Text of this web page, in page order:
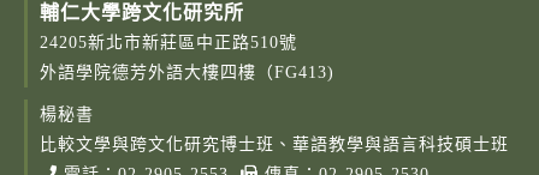
輔仁大學跨文化研究所
24205新北市新莊區中正路510號
外語學院德芳外語大樓四樓（FG413)
楊秘書
比較文學與跨文化研究博士班、華語教學與語言科技碩士班